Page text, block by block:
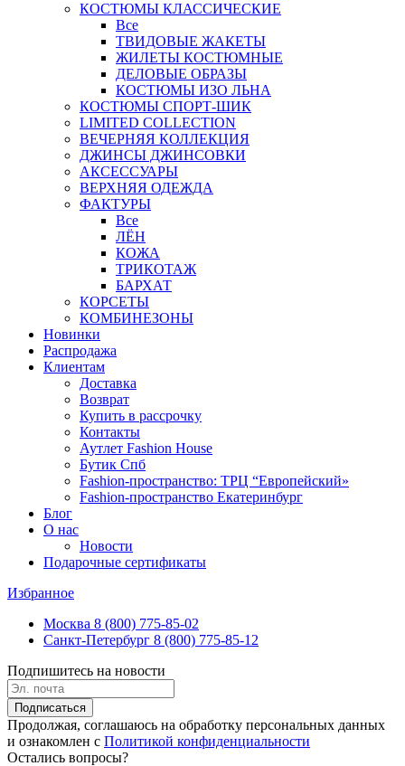
КОСТЮМЫ КЛАССИЧЕСКИЕ
Все
ТВИДОВЫЕ ЖАКЕТЫ
ЖИЛЕТЫ КОСТЮМНЫЕ
ДЕЛОВЫЕ ОБРАЗЫ
КОСТЮМЫ ИЗО ЛЬНА
КОСТЮМЫ СПОРТ-ШИК
LIMITED COLLECTION
ВЕЧЕРНЯЯ КОЛЛЕКЦИЯ
ДЖИНСЫ ДЖИНСОВКИ
АКСЕССУАРЫ
ВЕРХНЯЯ ОДЕЖДА
ФАКТУРЫ
Все
ЛЁН
КОЖА
ТРИКОТАЖ
БАРХАТ
КОРСЕТЫ
КОМБИНЕЗОНЫ
Новинки
Распродажа
Клиентам
Доставка
Возврат
Купить в рассрочку
Контакты
Аутлет Fashion House
Бутик Спб
Fashion-пространство: ТРЦ “Европейский»
Fashion-пространство Екатеринбург
Блог
О нас
Новости
Подарочные сертификаты
Избранное
Москва 8 (800) 775-85-02
Санкт-Петербург 8 (800) 775-85-12
Подпишитесь на новости
Подписаться
Продолжая, соглашаюсь на обработку персональных данных
и ознакомлен с Политикой конфиденциальности
Остались вопросы?